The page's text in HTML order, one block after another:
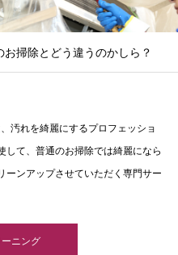
掃除とどう違うのかしら？
汚れを綺麗にするプロフェッショ
して、普通のお掃除では綺麗になら
ーンアップさせていただく専門サー
ニング